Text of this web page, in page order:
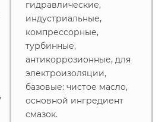
гидравлические,
индустриальные,
компрессорные,
турбинные,
антикоррозионные, для
электроизоляции,
базовые: чистое масло,
основной ингредиент
смазок.